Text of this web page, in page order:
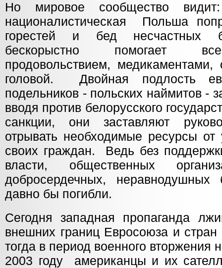
Но мировое сообщество
националистическая Польша
горестей и бед несчастных
бескорыстно помогает
продовольствием,
головой. Двойная подлость
подельников - польских наймитов -
вводя против белорусского
санкции, они заставляют
отрывать необходимые ресурсы от
своих граждан. Ведь без
власти, общественных
добросердечных, неравнодушных
давно бы погибли.
Сегодня западная пропаганда
внешних границ Евросоюза и
тогда в период военного вторжения
2003 году американцы и их